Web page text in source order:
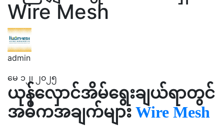
Wire Mesh
admin
မေ ၁၂၊ ၂၀၂၅
ယုန်လှောင်အိမ်ရွေးချယ်ရာတွင်
အဓိကအချက်များ Wire Mesh